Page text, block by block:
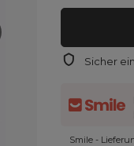
Sicher
Smile -